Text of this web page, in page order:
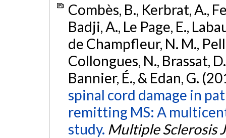
Combès, B., Kerbrat, A.,
Badji, A., Le Page, E.,
de Champfleur, N. M.,
Collongues, N., Brassat,
Bannier, É., & Edan, G.
spinal cord damage in
remitting MS: A
study. Multiple Sclerosis